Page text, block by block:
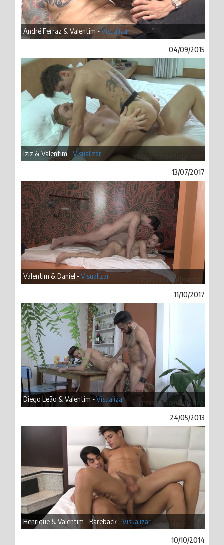
André Ferraz & Valentim -Visualizar
04/09/2015
Iziz & Valentim -Visualizar
13/07/2017
Valentim & Daniel -Visualizar
11/10/2017
Diego Leão & Valentim -Visualizar
24/05/2013
Henrique & Valentim - Bareback -Visualizar
10/10/2014